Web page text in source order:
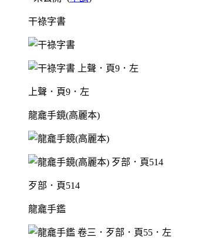
干祿字書
上聲．頁9．左
龍龕手鏡(高麗本)
歹部．頁514
龍龕手鑑